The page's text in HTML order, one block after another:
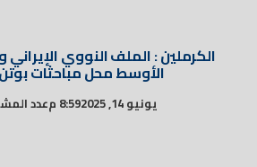
الكرملين : الملف النووي
الأوسط محل مباحثات
يونيو 14, 2025 8:59 م عدد